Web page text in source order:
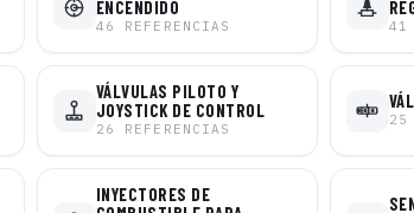
ENCENDIDO
46 REFERENCIAS 41
VÁLVULAS PILOTO Y
JOYSTICK DE CONTROL
26 REFERENCIAS
25
INYECTORES DE